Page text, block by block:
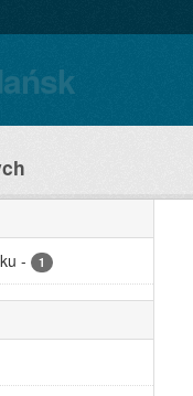
- 1